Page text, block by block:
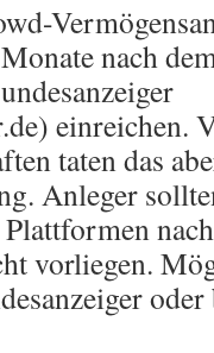
nach
einreichen.
taten das
Anleger
vorliegen.